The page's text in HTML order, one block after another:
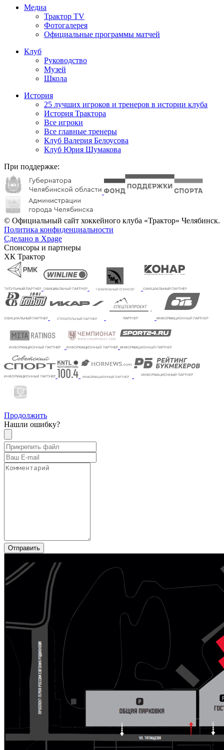
Медиа
Трактор TV
Фотогалерея
Официальные программы матчей
Клуб
Руководство
Музей
Школа
История
25 лучших игроков и тренеров в истории клуба
История Трактора
Все игроки
Все главные тренеры
Клуб Валерия Белоусова
Клуб Юрия Шумакова
При поддержке:
© Официальный сайт хоккейного клуба «Трактор» Челябинск.
Политика конфиденциальности
Сделано в Xpage
Спонсоры и партнеры
ХК Трактор
Продолжить
Нашли ошибку?